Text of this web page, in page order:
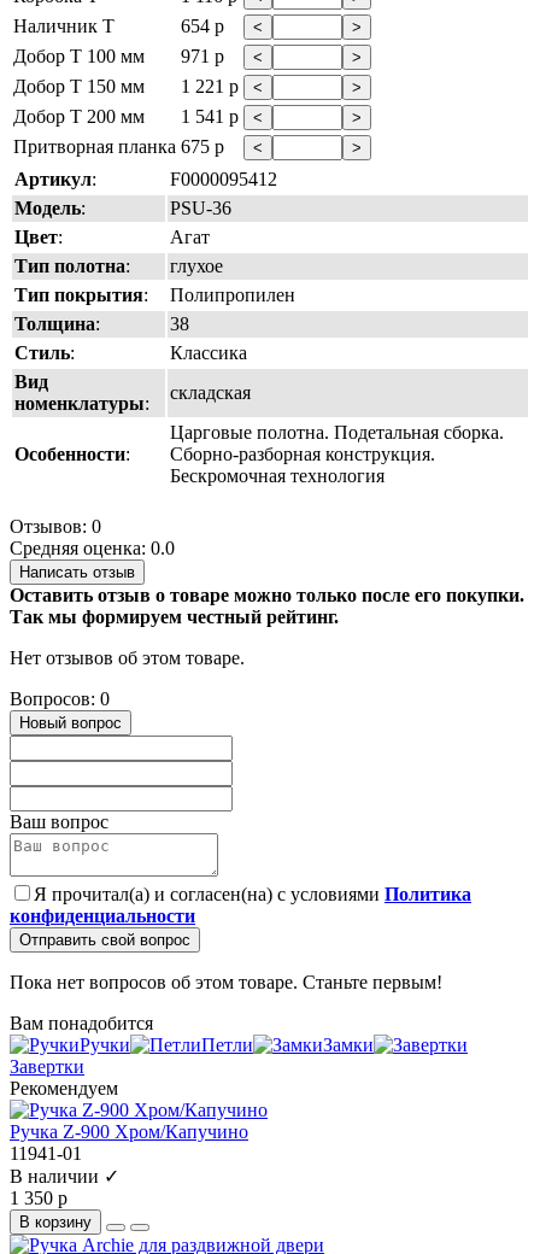
Наличник Т 654 р < >
Добор Т 100 мм 971 р < >
Добор Т 150 мм 1 221 р < >
Добор Т 200 мм 1 541 р < >
Притворная планка 675 р < >
Артикул:
F0000095412
Модель:
PSU-36
Цвет:
Агат
Тип полотна:
глухое
Тип покрытия:
Полипропилен
Толщина:
38
Стиль:
Классика
Вид
номенклатуры:
складская
Особенности:
Царговые полотна. Подетальная сборка.
Сборно-разборная конструкция.
Бескромочная технология
Отзывов: 0
Средняя оценка: 0.0
Написать отзыв
Оставить отзыв о товаре можно только после его покупки.
Так мы формируем честный рейтинг.
Нет отзывов об этом товаре.
Вопросов: 0
Новый вопрос
Ваш вопрос
Я прочитал(а) и согласен(на) с условиями Политика
конфиденциальности
Отправить свой вопрос
Пока нет вопросов об этом товаре. Станьте первым!
Вам понадобится
Ручки
Петли
Замки
Завертки
Рекомендуем
Ручка Z-900 Хром/Капучино
11941-01
В наличии ✓
1 350 р
В корзину